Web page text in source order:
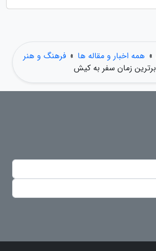
» همه اخبار و مقاله ها » فرهنگ و هنر
برترین زمان سفر به کیش